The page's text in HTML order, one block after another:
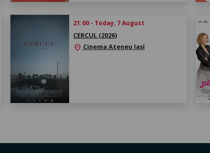
21:00 - Today, 7 August
CERCUL (2026)
location_on Cinema Ateneu Iași